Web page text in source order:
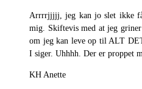
Arrrrjjjjj, jeg kan jo slet ikke
mig. Skiftevis med at jeg
om jeg kan leve op til ALT
I siger. Uhhhh. Der er proppet
KH Anette